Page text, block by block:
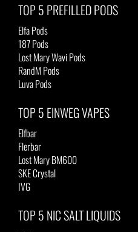
TOP 5 PREFILLED PODS
Elfa Pods
187 Pods
Lost Mary Wavi Pods
RandM Pods
Luva Pods
TOP 5 EINWEG VAPES
Elfbar
Flerbar
Lost Mary BM600
SKE Crystal
IVG
TOP 5 NIC SALT LIQUIDS